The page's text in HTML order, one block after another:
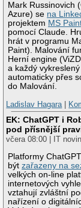
Mark Russinovich
Azure) se na
projektem MS
pomocí Claude.
hrát v programu
Paint). Malování
Herní engine
a každý
automaticky přes
do Malování.
Ladislav Hagara
EK: ChatGPT i
pod přísnější
včera 08:00 | IT
Platformy
býtzařazeny na
velkých on-line
internetových
vztahují zvláštní
nařízení o